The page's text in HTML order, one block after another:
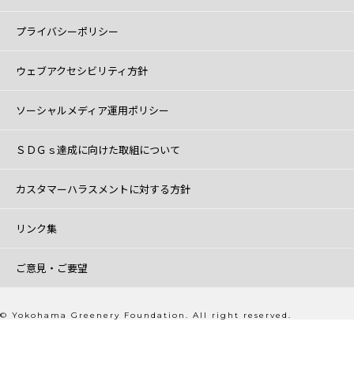
プライバシーポリシー
ウェブアクセシビリティ方針
ソーシャルメディア運用ポリシー
ＳＤＧｓ達成に向けた取組について
カスタマーハラスメントに対する方針
リンク集
ご意見・ご要望
© Yokohama Greenery Foundation. All right reserved.